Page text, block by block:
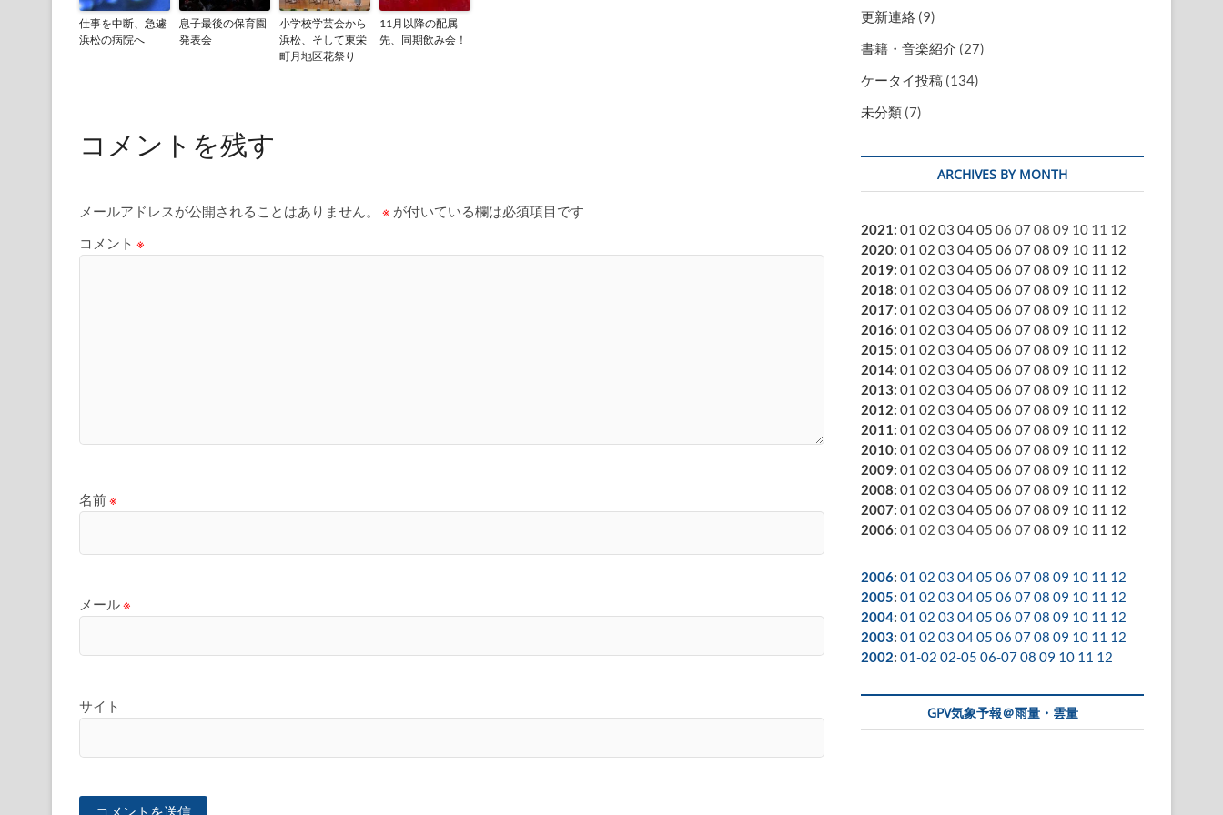
仕事を中断、急遽
浜松の病院へ
息子最後の保育園
発表会
小学校学芸会から
浜松、そして東栄
町月地区花祭り
11月以降の配属
先、同期飲み会！
コメントを残す
メールアドレスが公開されることはありません。 ※ が付いている欄は必須項目です
コメント ※
名前※
メール※
サイト
更新連絡 (9)
書籍・音楽紹介 (27)
ケータイ投稿 (134)
未分類 (7)
ARCHIVES BY MONTH
2021: 01 02 03 0405 06 07 08 09 10 11 12
2020: 01 02 03 0405 06 07 08 09 10 11 12
2019: 01 02 03 0405 06 07 08 09 10 11 12
2018: 01 02 03 0405 06 07 08 09 10 11 12
2017: 01 02 03 0405 06 07 08 09 10 11 12
2016: 01 02 03 0405 06 07 08 09 10 11 12
2015: 01 02 03 0405 06 07 08 09 10 11 12
2014: 01 02 03 0405 06 07 08 09 10 11 12
2013: 01 02 03 0405 06 07 08 09 10 11 12
2012: 01 02 03 0405 06 07 08 09 10 11 12
2011: 01 02 03 0405 06 07 08 09 10 11 12
2010: 01 02 03 0405 06 07 08 09 10 11 12
2009: 01 02 03 0405 06 07 08 09 10 11 12
2008: 01 02 03 0405 06 07 08 09 10 11 12
2007: 01 02 03 0405 06 07 08 09 10 11 12
2006: 01 02 03 0405 06 07 08 09 10 11 12
2006: 01 02 03 0405 06 0708 09 10 11 12
2005: 01 02 03 0405 06 0708 09 10 11 12
2004: 01 02 03 0405 06 0708 09 10 11 12
2003: 01 02 03 0405 06 0708 09 10 11 12
2002: 01-02 02-05 06-0708 09 10 11 12
GPV気象予報＠雨量・雲量